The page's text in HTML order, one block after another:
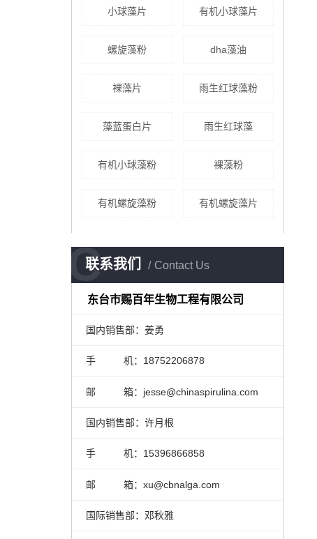
小球藻片 有机小球藻片
螺旋藻粉 dha藻油
裸藻片 雨生红球藻粉
藻蓝蛋白片 雨生红球藻
有机小球藻粉 裸藻粉
有机螺旋藻粉 有机螺旋藻片
联系我们 Contact Us
C
东台市赐百年生物工程有限公司
国内销售部：姜勇
手 机：18752206878
邮 箱：jesse@chinaspirulina.com
国内销售部：许月根
手 机：15396866858
邮 箱：xu@cbnalga.com
国际销售部：邓秋雅